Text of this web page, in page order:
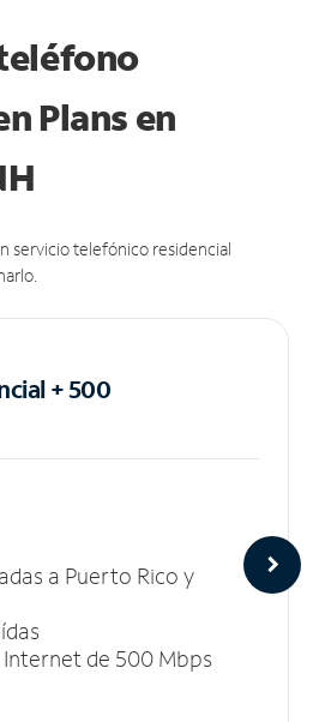
Plans en
servicio telefónico residencial
+ 500
a Puerto Rico y
de 500 Mbps